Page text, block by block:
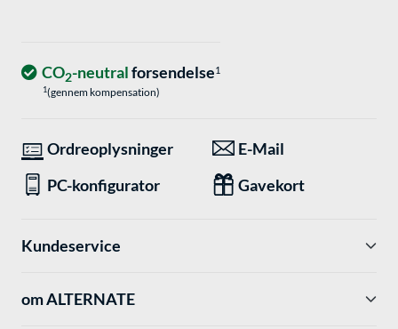
CO2-neutralforsendelse1
1(gennem kompensation)
Ordreoplysninger
E-Mail
PC-konfigurator
Gavekort
Kundeservice
om ALTERNATE